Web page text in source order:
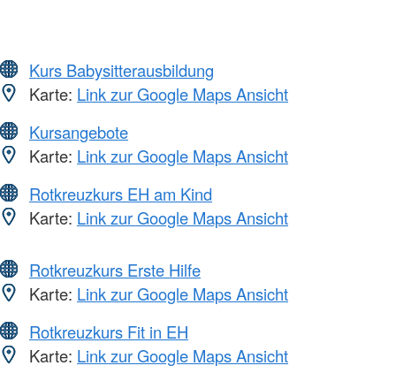
Kurs Babysitterausbildung
Karte: Link zur Google Maps Ansicht
Kursangebote
Karte: Link zur Google Maps Ansicht
Rotkreuzkurs EH am Kind
Karte: Link zur Google Maps Ansicht
Rotkreuzkurs Erste Hilfe
Karte: Link zur Google Maps Ansicht
Rotkreuzkurs Fit in EH
Karte: Link zur Google Maps Ansicht